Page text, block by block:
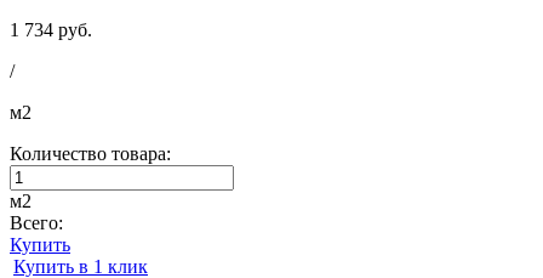
1 734 руб.
/
м2
Количество товара:
м2
Всего:
Купить
Купить в 1 клик